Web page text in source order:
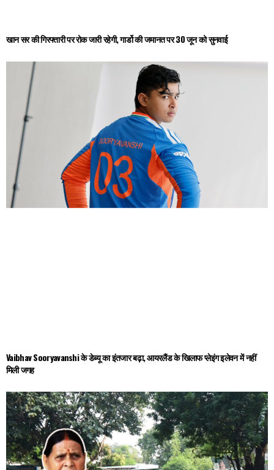
खान सर की गिरफ्तारी पर रोक जारी रहेगी, गार्डो की जमानत पर 30 जून को सुनवाई
Vaibhav Sooryavanshi के डेब्यू का इंतजार बढ़ा, आयरलैंड के खिलाफ प्लेइंग इलेवन में नहीं
मिली जगह